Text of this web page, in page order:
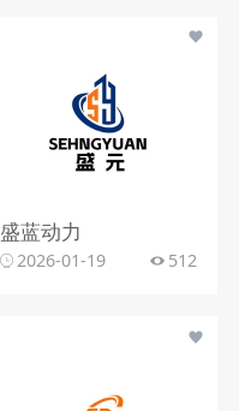
盛蓝动力
2026-01-19 512